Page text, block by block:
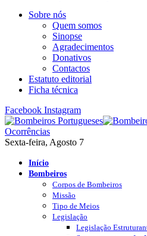
Sobre nós
Quem somos
Sinopse
Agradecimentos
Donativos
Contactos
Estatuto editorial
Ficha técnica
Facebook Instagram
Ocorrências
Sexta-feira, Agosto 7
Início
Bombeiros
Corpos de Bombeiros
Missão
Tipo de Meios
Legislação
Legislação